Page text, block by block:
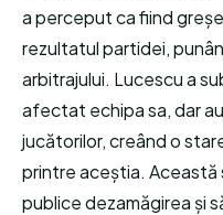
a perceput ca fiind
rezultatul partidei,
arbitrajului. Lucescu a
afectat echipa sa, dar
jucătorilor, creând o
printre aceștia.
publice dezamăgirea și